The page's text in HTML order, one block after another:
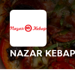
NAZAR KEBAP